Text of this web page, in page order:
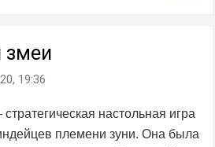
19:36
настольная игра
племени зуни. Она была